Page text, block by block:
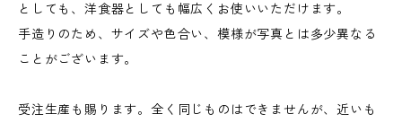
としても、洋食器としても幅広くお使いいただけます。
手造りのため、サイズや色合い、模様が写真とは多少異なる
ことがございます。
受注生産も賜ります。全く同じものはできませんが、近いも